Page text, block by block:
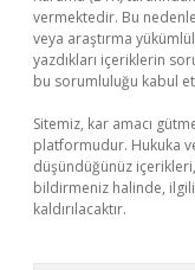
vermektedir. Bu
veya araştırma
yazdıkları içeriklerin
bu sorumluluğu kabul
Sitemiz, kar amacı
platformudur. Hukuka
düşündüğünüz içerikleri,
bildirmeniz halinde,
kaldırılacaktır.